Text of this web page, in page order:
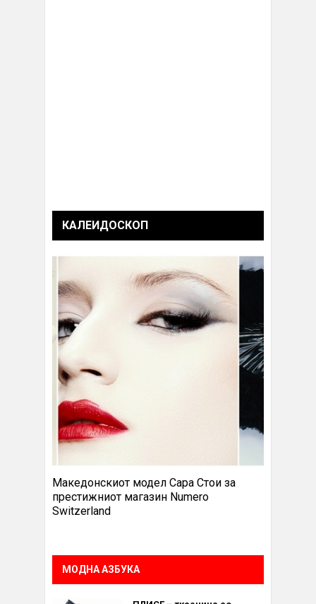
КАЛЕИДОСКОП
Македонскиот модел Сара Стои за
престижниот магазин Numero
Switzerland
МОДНА АЗБУКА